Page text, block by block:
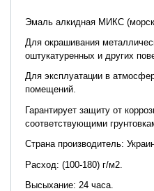
Эмаль алкидная МИКС
Для окрашивания
оштукатуренных и других
Для эксплуатации в
помещений.
Гарантирует защиту от
соответствующими
Страна производитель:
Расход: (100-180) г/м2.
Высыхание: 24 часа.